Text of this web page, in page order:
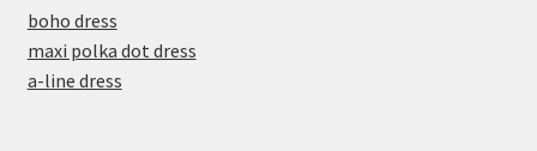
boho dress
maxi polka dot dress
a-line dress